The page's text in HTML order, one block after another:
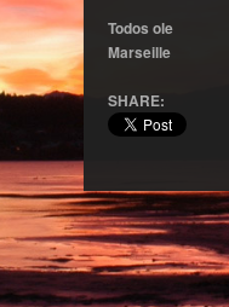
Todos ole
Marseille
SHARE: